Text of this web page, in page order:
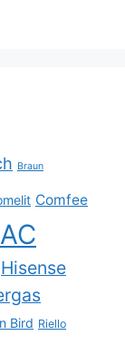
Braun
Comfee
Hisense
Bird Riello